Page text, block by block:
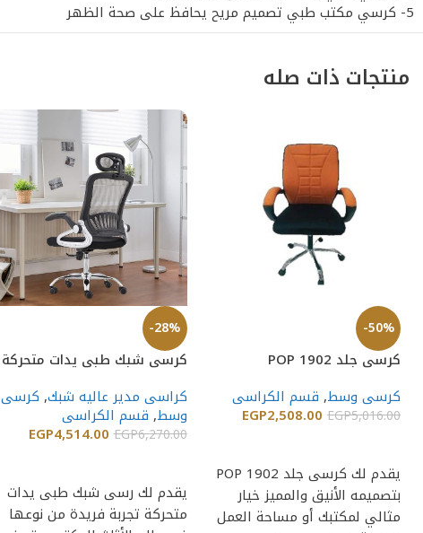
5- كرسي مكتب طبي تصميم مريح يحافظ على صحة الظهر
منتجات ذات صله
-50%
كرسى جلد POP 1902
كرسى وسط, قسم الكراسى
EGP5,016.00
EGP2,508.00
يقدم لك كرسى جلد POP 1902
بتصميمه الأنيق والمميز خيار
مثالي لمكتبك أو مساحة العمل
-28%
كرسى شبك طبى يدات متحركة
كراسى مدير عاليه شبك, كرسى
وسط, قسم الكراسى
EGP6,270.00
EGP4,514.00
يقدم لك رسى شبك طبى يدات
متحركة تجربة فريدة من نوعها